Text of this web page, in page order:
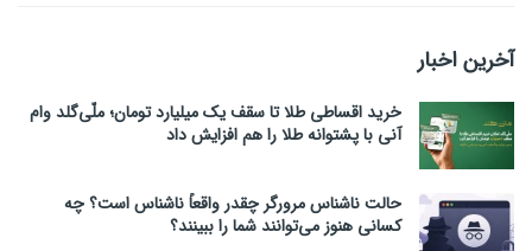
آخرین اخبار
خرید اقساطی طلا تا سقف یک میلیارد تومان؛ ملّی‌گلد وام
آنی با پشتوانه طلا را هم افزایش داد
حالت ناشناس مرورگر چقدر واقعاً ناشناس است؟ چه
کسانی هنوز می‌توانند شما را ببینند؟